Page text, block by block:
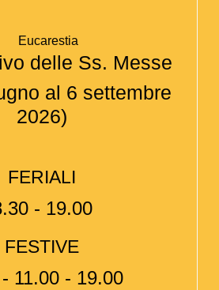
delle Ss. Messe
al 6 settembre
2026)
FERIALI
- 19.00
FESTIVE
11.00 - 19.00